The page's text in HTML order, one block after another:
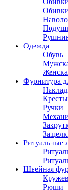
Одежда
Обувь
Фурнитура
Ручки
Ритуальные
Швейная
Рюши